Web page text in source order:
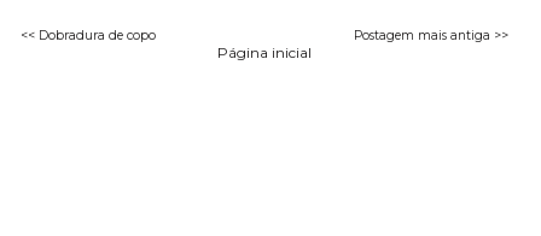
<< Dobradura de copo Postagem mais antiga >>
Página inicial